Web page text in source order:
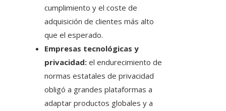
cumplimiento y el coste de
adquisición de clientes más alto
que el esperado.
Empresas tecnológicas y
privacidad: el endurecimiento de
normas estatales de privacidad
obligó a grandes plataformas a
adaptar productos globales y a